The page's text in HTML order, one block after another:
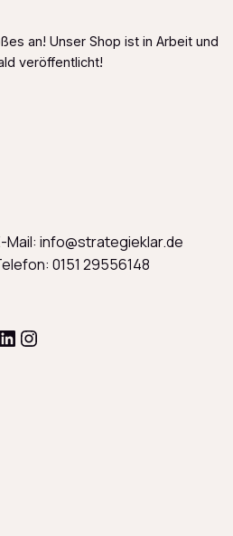
an! Unser Shop ist in Arbeit und
veröffentlicht!
Mail: info@strategieklar.de
0151 29556148
Instagram